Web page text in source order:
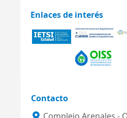
Enlaces de interés
Contacto